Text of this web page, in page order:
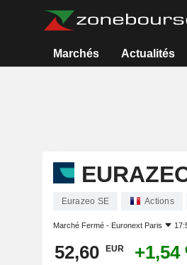
Marchés Actualités
Eurazeo SE Actions
Marché Fermé - Euronext Paris
52,60 EUR +1,54